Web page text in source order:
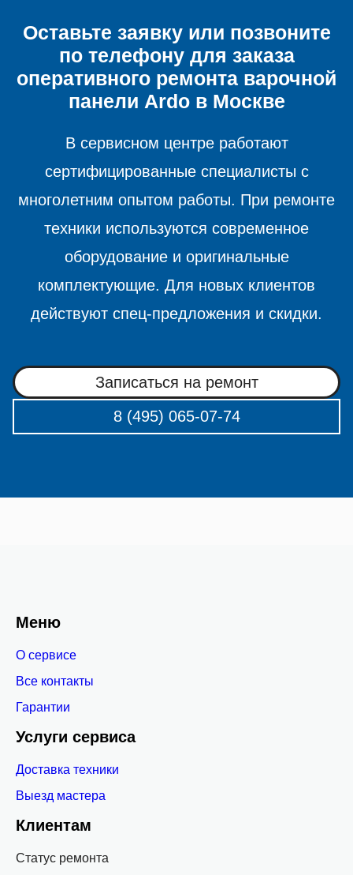
Оставьте заявку или позвоните
по телефону для заказа
оперативного ремонта варочной
панели Ardo в Москве
В сервисном центре работают
сертифицированные специалисты с
многолетним опытом работы. При ремонте
техники используются современное
оборудование и оригинальные
комплектующие. Для новых клиентов
действуют спец-предложения и скидки.
Записаться на ремонт
8 (495) 065-07-74
Меню
О сервисе
Все контакты
Гарантии
Услуги сервиса
Доставка техники
Выезд мастера
Клиентам
Статус ремонта